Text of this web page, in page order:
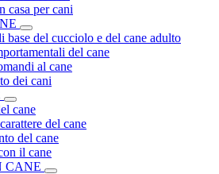
casa per cani
base del cucciolo e del cane adulto
del cane
al cane
dei cani
cane
del cane
del cane
il cane
CANE